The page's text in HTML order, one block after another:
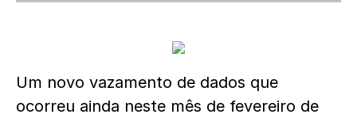
Um novo vazamento de dados que
ocorreu ainda neste mês de fevereiro de